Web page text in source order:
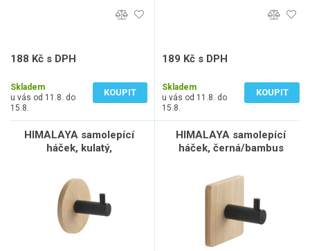
188 Kč s DPH
Skladem
u vás od 11.8. do
15.8.
KOUPIT
189 Kč s DPH
Skladem
u vás od 11.8. do
15.8.
KOUPIT
HIMALAYA samolepící
háček, kulatý,
HIMALAYA samolepící
háček, černá/bambus